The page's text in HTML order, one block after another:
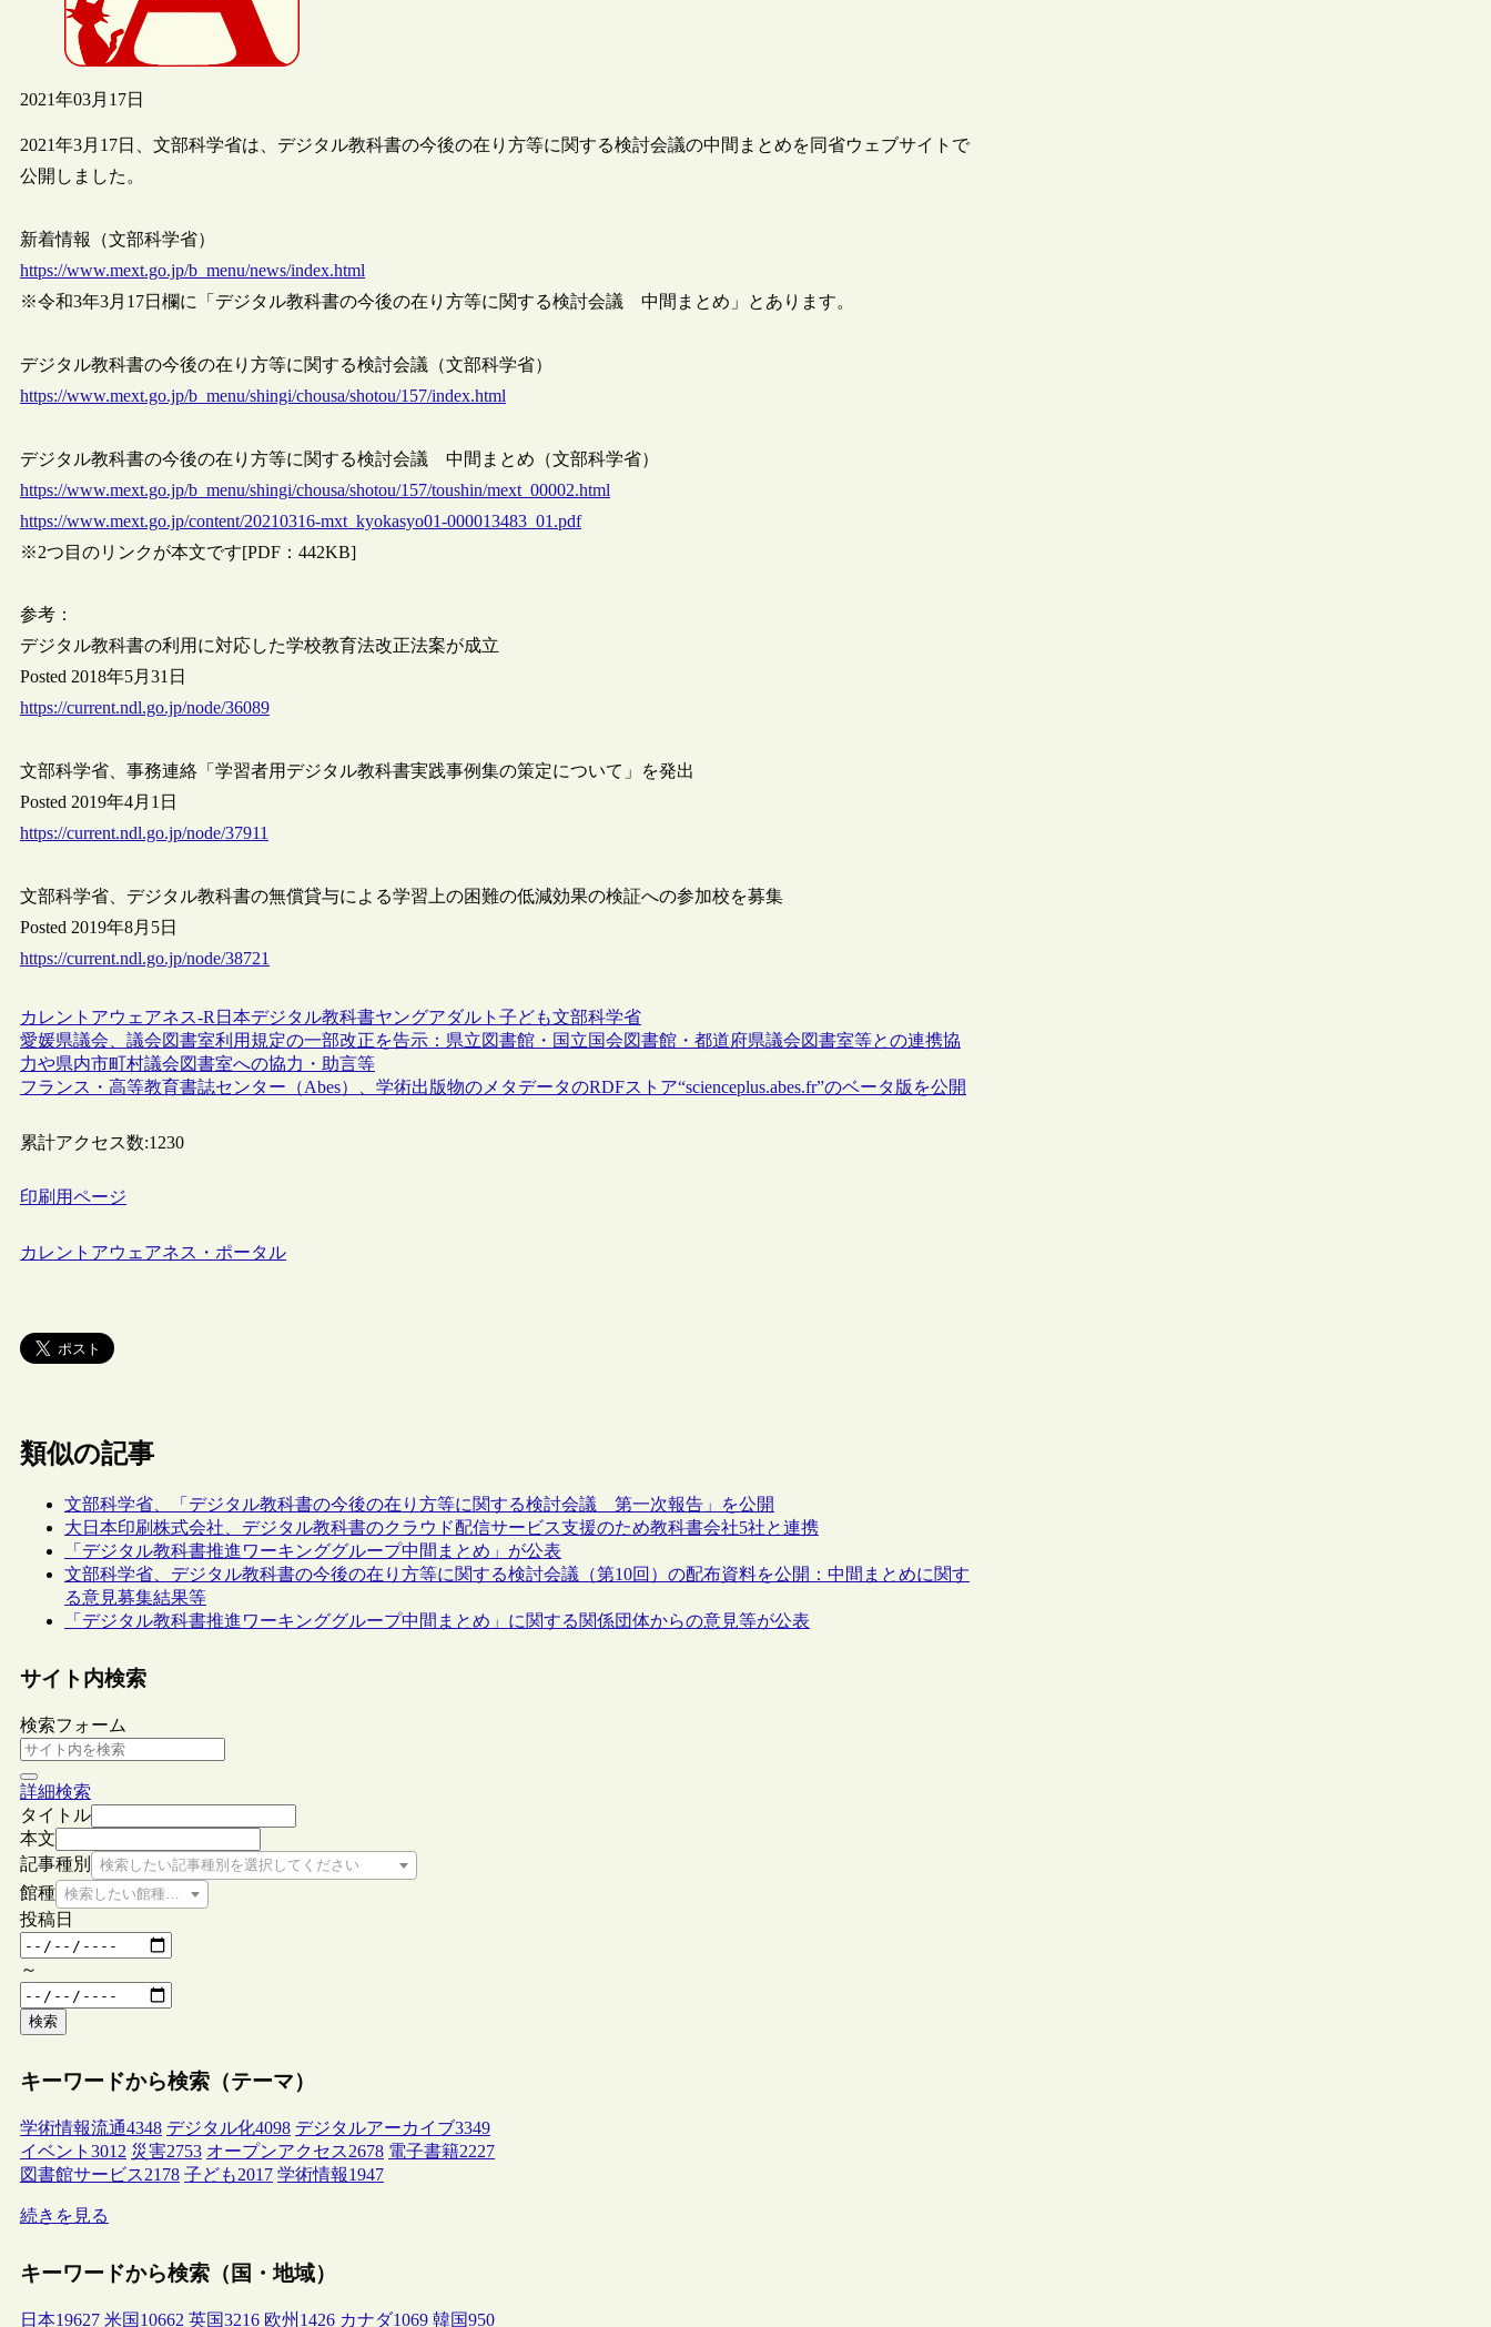
2021年03月17日
2021年3月17日、文部科学省は、デジタル教科書の今後の在り方等に関する検討会議の中間まとめを同省ウェブサイトで
公開しました。
新着情報（文部科学省）
https://www.mext.go.jp/b_menu/news/index.html
※令和3年3月17日欄に「デジタル教科書の今後の在り方等に関する検討会議 中間まとめ」とあります。
デジタル教科書の今後の在り方等に関する検討会議（文部科学省）
https://www.mext.go.jp/b_menu/shingi/chousa/shotou/157/index.html
デジタル教科書の今後の在り方等に関する検討会議 中間まとめ（文部科学省）
https://www.mext.go.jp/b_menu/shingi/chousa/shotou/157/toushin/mext_00002.html
https://www.mext.go.jp/content/20210316-mxt_kyokasyo01-000013483_01.pdf
※2つ目のリンクが本文です[PDF：442KB]
参考：
デジタル教科書の利用に対応した学校教育法改正法案が成立
Posted 2018年5月31日
https://current.ndl.go.jp/node/36089
文部科学省、事務連絡「学習者用デジタル教科書実践事例集の策定について」を発出
Posted 2019年4月1日
https://current.ndl.go.jp/node/37911
文部科学省、デジタル教科書の無償貸与による学習上の困難の低減効果の検証への参加校を募集
Posted 2019年8月5日
https://current.ndl.go.jp/node/38721
カレントアウェアネス-R 日本デジタル教科書ヤングアダルト 子ども文部科学省
愛媛県議会、議会図書室利用規定の一部改正を告示：県立図書館・国立国会図書館・都道府県議会図書室等との連携協
力や県内市町村議会図書室への協力・助言等
フランス・高等教育書誌センター（Abes）、学術出版物のメタデータのRDFストア“scienceplus.abes.fr”のベータ版を公開
累計アクセス数:1230
印刷用ページ
カレントアウェアネス・ポータル
類似の記事
文部科学省、「デジタル教科書の今後の在り方等に関する検討会議 第一次報告」を公開
大日本印刷株式会社、デジタル教科書のクラウド配信サービス支援のため教科書会社5社と連携
「デジタル教科書推進ワーキンググループ中間まとめ」が公表
文部科学省、デジタル教科書の今後の在り方等に関する検討会議（第10回）の配布資料を公開：中間まとめに関す
る意見募集結果等
「デジタル教科書推進ワーキンググループ中間まとめ」に関する関係団体からの意見等が公表
サイト内検索
検索フォーム
詳細検索
タイトル
本文
記事種別
検索したい記事種別を選択してください
館種 検索したい館種を選択してください
投稿日
～
検索
キーワードから検索（テーマ）
学術情報流通4348 デジタル化4098 デジタルアーカイブ3349
イベント 3012 災害2753 オープンアクセス2678 電子書籍2227
図書館サービス2178 子ども2017 学術情報1947
続きを見る
キーワードから検索（国・地域）
日本19627 米国 10662 英国3216 欧州 1426 カナダ1069 韓国950